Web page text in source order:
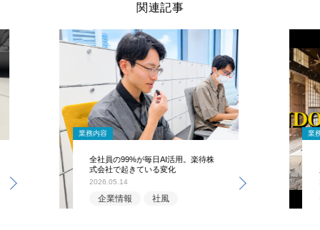
関連記事
業務内容
全社員の99%が毎日AI活用。楽待株
式会社で起きている変化
2026.05.14
企業情報 社風
業